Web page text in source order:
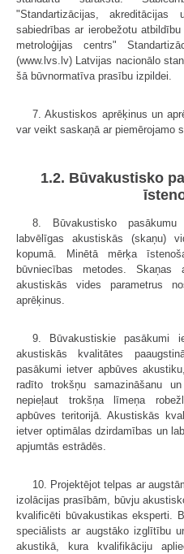
"Standartizācijas,
sabiedrības ar ierobežotu
metroloģijas centrs"
(www.lvs.lv) Latvijas nacionālo
šā būvnormatīva prasību izpildei.
7. Akustiskos aprēķinus un
var veikt saskaņā ar piemērojamo
1.2. Būvakustisko
8. Būvakustisko
labvēlīgas akustiskās (skaņu)
kopumā. Minētā mērķa
būvniecības metodes. Skaņas
akustiskās vides parametrus
aprēķinus.
9. Būvakustiskie pasākumi
akustiskās kvalitātes
pasākumi ietver apbūves
radīto trokšņu samazināšanu
nepieļaut trokšņa līmeņa
apbūves teritorijā. Akustiskās
ietver optimālas dzirdamības un
apjumtās estrādēs.
10. Projektējot telpas ar
izolācijas prasībām, būvju
kvalificēti būvakustikas eksperti.
speciālists ar augstāko izglītību
akustikā, kura kvalifikāciju